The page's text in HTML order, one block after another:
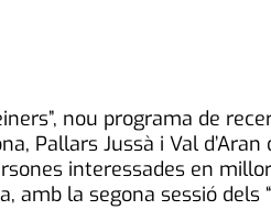
nou programa de
Pallars Jussà i Val
interessades en
amb la segona sessió dels